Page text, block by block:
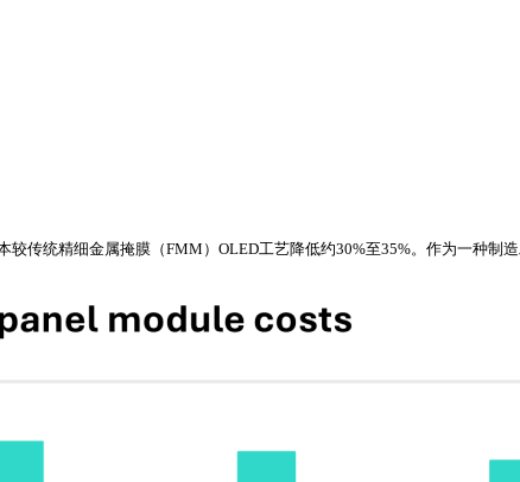
传统精细金属掩膜（FMM）OLED工艺降低约30%至35%。作为一种制造